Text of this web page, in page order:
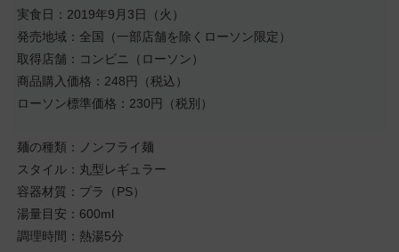
実食日：2019年9月3日（火）
発売地域：全国（一部店舗を除くローソン限定）
取得店舗：コンビニ（ローソン）
商品購入価格：248円（税込）
ローソン標準価格：230円（税別）
麺の種類：ノンフライ麺
スタイル：丸型レギュラー
容器材質：プラ（PS）
湯量目安：600ml
調理時間：熱湯5分